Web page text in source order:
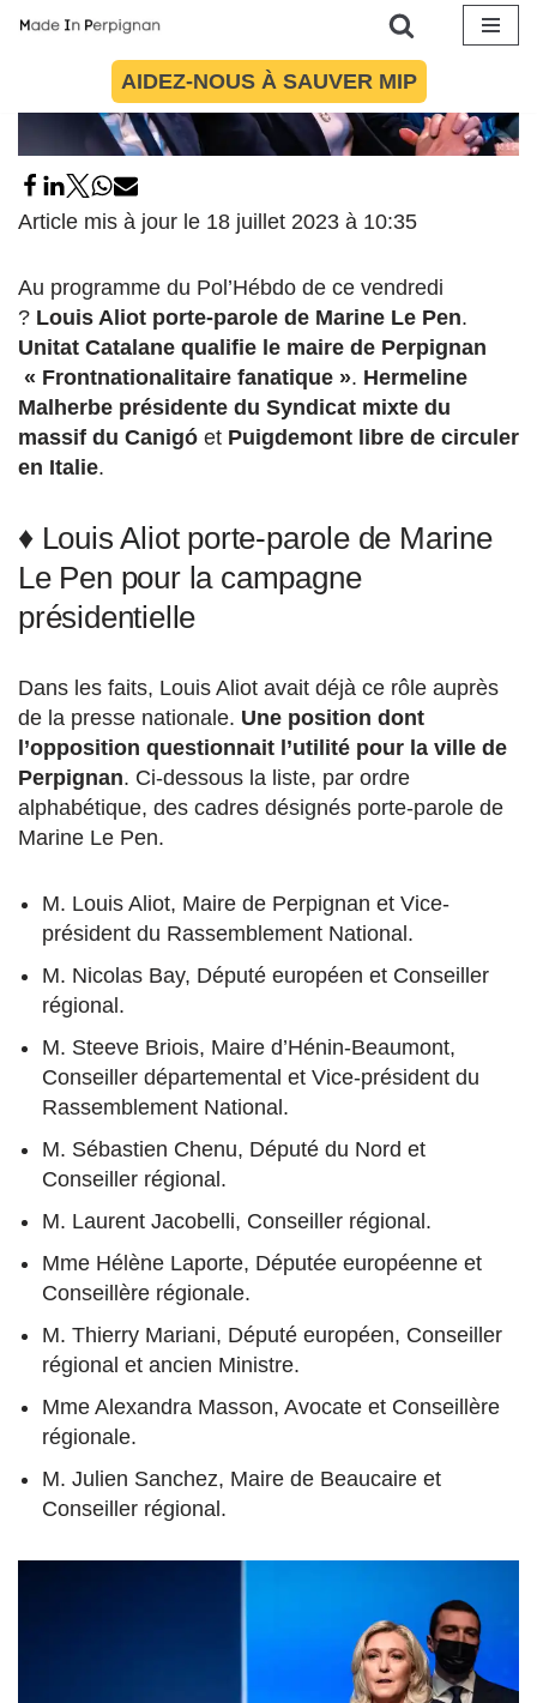
AIDEZ-NOUS À SAUVER MIP
Article mis à jour le 18 juillet 2023 à 10:35
Au programme du Pol’Hébdo de ce vendredi
? Louis Aliot porte-parole de Marine Le Pen.
Unitat Catalane qualifie le maire de Perpignan
« Frontnationalitaire fanatique ». Hermeline
Malherbe présidente du Syndicat mixte du
massif du Canigó et Puigdemont libre de circuler
en Italie.
♦ Louis Aliot porte-parole de Marine
Le Pen pour la campagne
présidentielle
Dans les faits, Louis Aliot avait déjà ce rôle auprès
de la presse nationale. Une position dont
l’opposition questionnait l’utilité pour la ville de
Perpignan. Ci-dessous la liste, par ordre
alphabétique, des cadres désignés porte-parole de
Marine Le Pen.
M. Louis Aliot, Maire de Perpignan et Vice-
président du Rassemblement National.
M. Nicolas Bay, Député européen et Conseiller
régional.
M. Steeve Briois, Maire d’Hénin-Beaumont,
Conseiller départemental et Vice-président du
Rassemblement National.
M. Sébastien Chenu, Député du Nord et
Conseiller régional.
M. Laurent Jacobelli, Conseiller régional.
Mme Hélène Laporte, Députée européenne et
Conseillère régionale.
M. Thierry Mariani, Député européen, Conseiller
régional et ancien Ministre.
Mme Alexandra Masson, Avocate et Conseillère
régionale.
M. Julien Sanchez, Maire de Beaucaire et
Conseiller régional.